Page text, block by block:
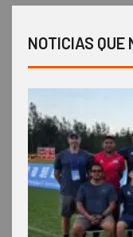
NOTICIAS QUE